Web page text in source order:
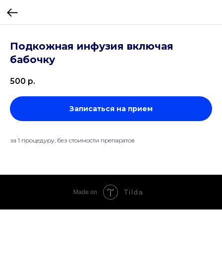
Подкожная инфузия включая
бабочку
500 р.
Записаться на прием
за 1 процедуру, без стоимости препаратов
Made on Tilda